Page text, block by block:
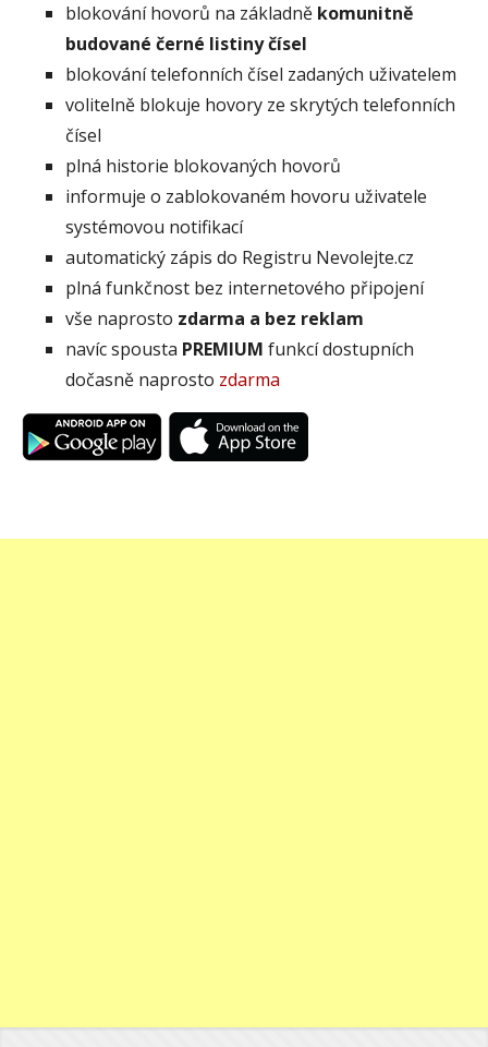
blokování hovorů na základně komunitně
budované černé listiny čísel
blokování telefonních čísel zadaných uživatelem
volitelně blokuje hovory ze skrytých telefonních
čísel
plná historie blokovaných hovorů
informuje o zablokovaném hovoru uživatele
systémovou notifikací
automatický zápis do Registru Nevolejte.cz
plná funkčnost bez internetového připojení
vše naprosto zdarma a bez reklam
navíc spousta PREMIUM funkcí dostupních
dočasně naprosto zdarma